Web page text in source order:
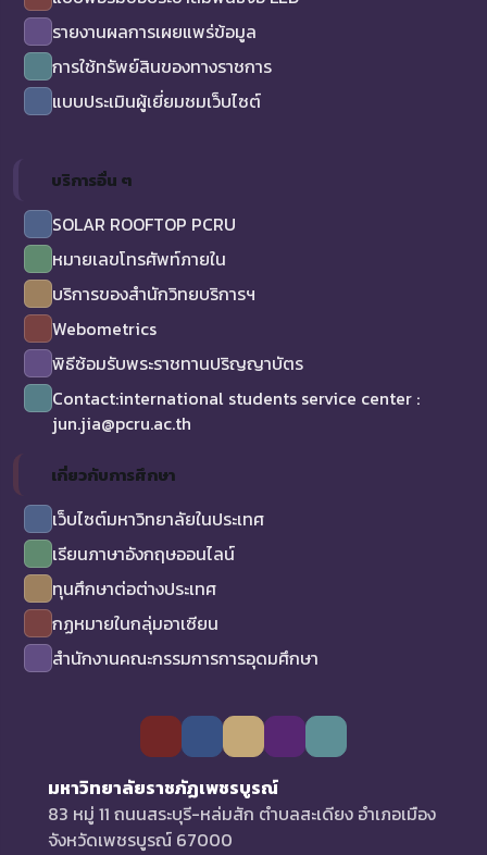
รายงานผลการเผยแพร่ข้อมูล
การใช้ทรัพย์สินของทางราชการ
แบบประเมินผู้เยี่ยมชมเว็บไซต์
บริการอื่น ๆ
SOLAR ROOFTOP PCRU
หมายเลขโทรศัพท์ภายใน
บริการของสำนักวิทยบริการฯ
Webometrics
พิธีซ้อมรับพระราชทานปริญญาบัตร
Contact:international students service center :
jun.jia@pcru.ac.th
เกี่ยวกับการศึกษา
เว็บไซต์มหาวิทยาลัยในประเทศ
เรียนภาษาอังกฤษออนไลน์
ทุนศึกษาต่อต่างประเทศ
กฏหมายในกลุ่มอาเซียน
สำนักงานคณะกรรมการการอุดมศึกษา
มหาวิทยาลัยราชภัฏเพชรบูรณ์
83 หมู่ 11 ถนนสระบุรี-หล่มสัก ตำบลสะเดียง อำเภอเมือง
จังหวัดเพชรบูรณ์ 67000